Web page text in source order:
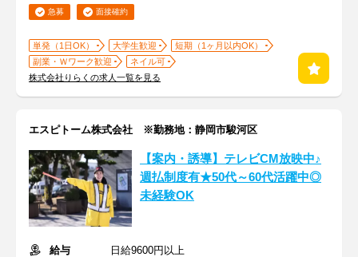
急募 面接確約
単発（1日OK） 大学生歓迎
短期（1ヶ月以内OK）
副業・Ｗワーク歓迎
ネイル可
株式会社りらくの求人一覧を見る
エスピトーム株式会社 ※勤務地：静岡市駿河区
【案内・誘導】テレビCM放映中♪
週払制度有★50代～60代活躍中◎
未経験OK
給与
日給9600円以上